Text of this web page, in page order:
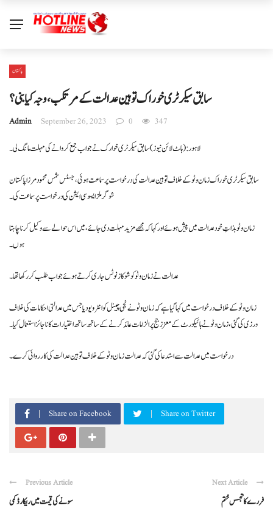
پاکستان
سابق سیکرٹری خوراک توہین عدالت کےمرتکب ،وجہ کیابنی؟
Admin September 26, 2023 0 347
لاہور: (ہاٹ لائن نیوز) سابق سیکرٹری خوارک نے جواب جمع کروانے کی مہلت مانگ لی ۔
سابق سیکرٹری خوراک زمان وٹو کے خلاف توہین عدالت کی درخواست پر سماعت ہوئی ،جسٹس شمس محمود مرزا پاکستان
شوگر ملز ایسوسی ایشن کی درخواست پر سماعت کی ۔
زمان وٹو بذاتِ خود عدالت میں پیش ہوئے اور کہا کہ مجھے مزید مہلت دی جائے، میں اس حوالے سے وکیل کرنا چاہتا
ہوں ۔
عدالت نے زمان وٹو کو شوکاز نوٹس جاری کرتے ہوئے جواب طلب کر رکھا تھا ۔
زمان وٹو کے خلاف درخواست میں کہا گیا ہے کہ زمان وٹو نے نجی چینل کو انٹرویو دیا جس میں عدالتی احکامات کی خلاف
ورزی کی گئی ، زمان وٹو نے ہائیکورٹ کے معزز جج پر الزامات عائد کرنے کے ساتھ ساتھ اختیارات کا ناجائز استعمال کیا ۔
درخواست میں عدالت سے استدعا کی گئی کہ عدالت زمان وٹو کے خلاف توہین عدالت کی کارروائی کرے ۔
Share on Facebook Share on Twitter
Previous Article
سونے کی قیمت میں ریکارڈ کمی
Next Article
فررے کا تجسس ختم